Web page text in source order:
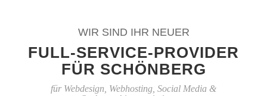
WIR SIND IHR NEUER
FULL-SERVICE-PROVIDER
FÜR SCHÖNBERG
für Webdesign, Webhosting, Social Media &